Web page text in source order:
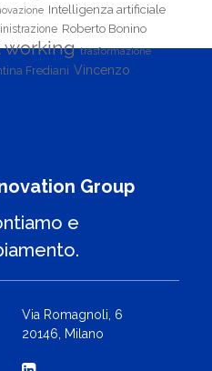
Intelligenza artificiale
Roberto Bonino
working trasformazione
Frediani Vincenzo
Group
e
Via Romagnoli, 6
20146, Milano